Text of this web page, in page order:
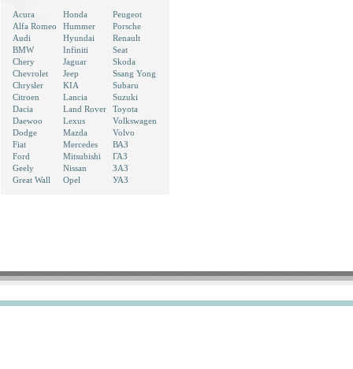
Acura
Alfa Romeo
Audi
BMW
Chery
Chevrolet
Chrysler
Citroen
Dacia
Daewoo
Dodge
Fiat
Ford
Geely
Great Wall
Honda
Hummer
Hyundai
Infiniti
Jaguar
Jeep
KIA
Lancia
Land Rover
Lexus
Mazda
Mercedes
Mitsubishi
Nissan
Opel
Peugeot
Porsche
Renault
Seat
Skoda
Ssang Yong
Subaru
Suzuki
Toyota
Volkswagen
Volvo
ВАЗ
ГАЗ
ЗАЗ
УАЗ